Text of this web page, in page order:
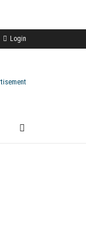
Login